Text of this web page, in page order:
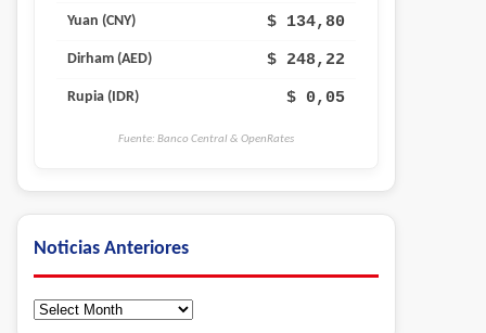
Yuan (CNY) $ 134,80
Dirham (AED) $ 248,22
Rupia (IDR) $ 0,05
Fuente: Banco Central & OpenRates
Noticias Anteriores
Noticias